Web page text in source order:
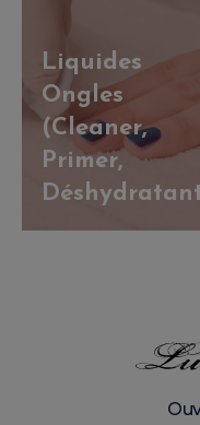
Liquides
Ongles
(Cleaner,
Primer,